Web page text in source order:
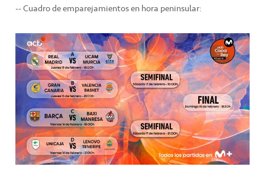
-- Cuadro de emparejamientos en hora peninsular: